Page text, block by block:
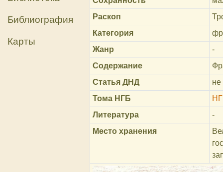
Библиография
Карты
Раскоп
Категория
Жанр
-
Содержание
Статья ДНД
Тома НГБ
Литература
-
Место хранения